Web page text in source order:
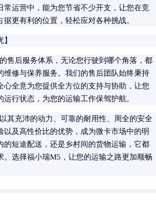
常运营中，能为您节省不少开支，让您在竞
更有利的位置，轻松应对各种挑战。
售后服务体系，无论您行驶到哪个角落，都
维修与保养服务。我们的售后团队始终秉持
心全意为您提供全方位的支持与协助，让您
行状态，为您的运输工作保驾护航。
其充沛的动力、可靠的耐用性、周全的安全
以及高性价比的优势，成为微卡市场中的明
的短途配送，还是乡村间的货物运输，它都
。选择福小瑞M5，让您的运输之路更加顺畅